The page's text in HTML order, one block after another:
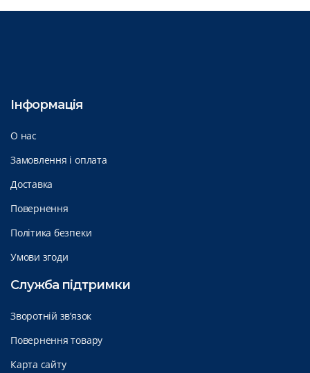
Інформація
О нас
Замовлення і оплата
Доставка
Повернення
Політика безпеки
Умови згоди
Служба підтримки
Зворотній зв’язок
Повернення товару
Карта сайту